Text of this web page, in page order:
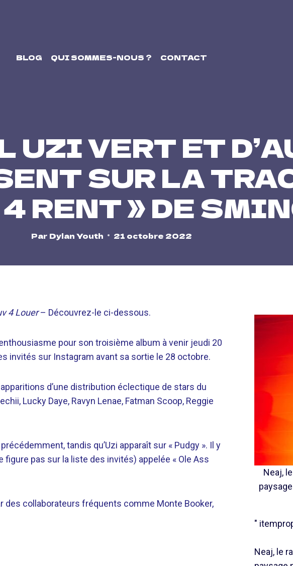
BLOG QUI SOMMES-NOUS ? CONTACT
UZI VERT ET
SUR LA
RENT » DE
Par Dylan Youth 21 octobre 2022
4 Louer– Découvrez-le ci-dessous.
pour son troisième album à venir jeudi 20
invités sur Instagram avant sa sortie le 28 octobre.
d’une distribution éclectique de stars du
Lucky Daye, Ravyn Lenae, Fatman Scoop, Reggie
tandis qu’Uzi apparaît sur « Pudgy ». Il y
figure pas sur la liste des invités) appelée « Ole Ass
des collaborateurs fréquents comme Monte Booker,
Neaj,
"
Neaj, le